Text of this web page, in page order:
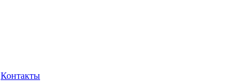
Контакты